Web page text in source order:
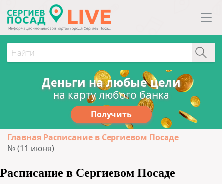
Деньги на любые цели
на карту любого банка
Получить
Главная Расписание в Сергиевом Посаде
№ (11 июня)
Расписание в Сергиевом Посаде